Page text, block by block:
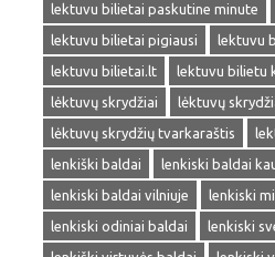
lektuvu bilietai paskutine minute
lektuvu bilietai pigiausi
lektuvu
lektuvu bilietai.lt
lektuvu bilietu
lėktuvų skrydžiai
lėktuvų
lėktuvų skrydžių tvarkaraštis
lenkiški baldai
lenkiski baldai
lenkiski baldai vilniuje
lenkiski
lenkiski odiniai baldai
lenkiski